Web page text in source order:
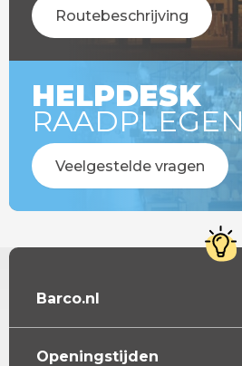
Routebeschrijving
HELPDESK
RAADPLEGEN
Veelgestelde vragen
Barco.nl
Openingstijden